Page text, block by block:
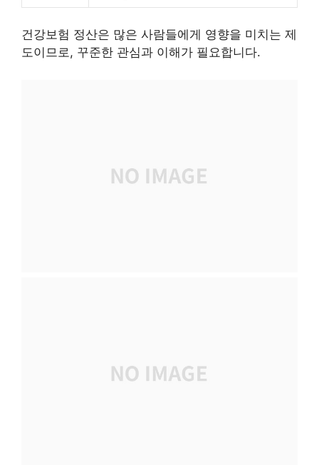
건강보험 정산은 많은 사람들에게 영향을 미치는 제
도이므로, 꾸준한 관심과 이해가 필요합니다.